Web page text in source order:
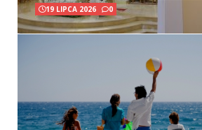
19 LIPCA 2026 0